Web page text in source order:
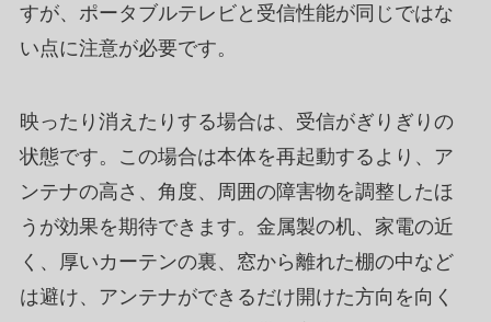
すが、ポータブルテレビと受信性能が同じではな
い点に注意が必要です。
映ったり消えたりする場合は、受信がぎりぎりの
状態です。この場合は本体を再起動するより、ア
ンテナの高さ、角度、周囲の障害物を調整したほ
うが効果を期待できます。金属製の机、家電の近
く、厚いカーテンの裏、窓から離れた棚の中など
は避け、アンテナができるだけ開けた方向を向く